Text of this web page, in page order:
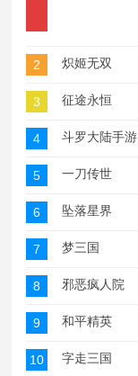
2 炽姬无双
3 征途永恒
4 斗罗大陆手游
5 一刀传世
6 坠落星界
7 梦三国
8 邪恶疯人院
9 和平精英
10 字走三国